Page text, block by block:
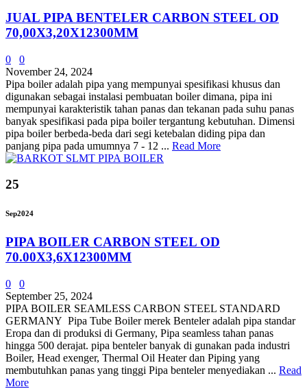
JUAL PIPA BENTELER CARBON STEEL OD
70,00X3,20X12300MM
0
0
November 24, 2024
Pipa boiler adalah pipa yang mempunyai spesifikasi khusus dan
digunakan sebagai instalasi pembuatan boiler dimana, pipa ini
mempunyai karakteristik tahan panas dan tekanan pada suhu panas
banyak spesifikasi pada pipa boiler tergantung kebutuhan. Dimensi
pipa boiler berbeda-beda dari segi ketebalan diding pipa dan
panjang pipa pada umumnya 7 - 12 ... Read More
25
Sep2024
PIPA BOILER CARBON STEEL OD
70.00X3,6X12300MM
0
0
September 25, 2024
PIPA BOILER SEAMLESS CARBON STEEL STANDARD
GERMANY Pipa Tube Boiler merek Benteler adalah pipa standar
Eropa dan di produksi di Germany, Pipa seamless tahan panas
hingga 500 derajat. pipa benteler banyak di gunakan pada industri
Boiler, Head exenger, Thermal Oil Heater dan Piping yang
membutuhkan panas yang tinggi Pipa benteler menyediakan ... Read
More